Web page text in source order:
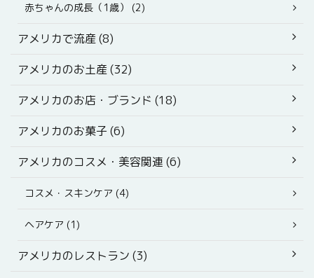
赤ちゃんの成長（1歳） (2)
アメリカで流産 (8)
アメリカのお土産 (32)
アメリカのお店・ブランド (18)
アメリカのお菓子 (6)
アメリカのコスメ・美容関連 (6)
コスメ・スキンケア (4)
ヘアケア (1)
アメリカのレストラン (3)